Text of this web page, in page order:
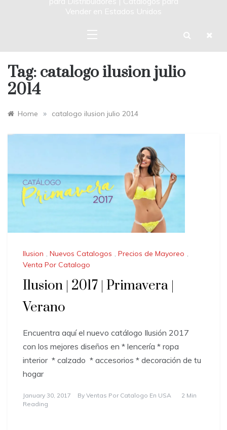
Vender en Estados Unidos
Tag: catalogo ilusion julio
2014
Home » catalogo ilusion julio 2014
Ilusion , Nuevos Catalogos , Precios de Mayoreo ,
Venta Por Catalogo
Ilusion | 2017 | Primavera |
Verano
Encuentra aquí el nuevo catálogo Ilusión 2017
con los mejores diseños en * lencería * ropa
interior * calzado * accesorios * decoración de tu
hogar
January 30, 2017 By Ventas Por Catalogo En USA
2 Min
Reading